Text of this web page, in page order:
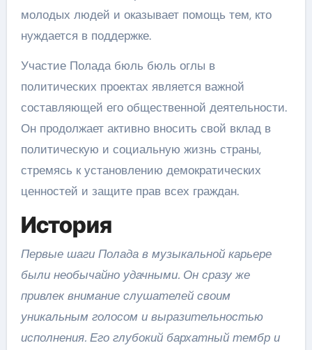
молодых людей и оказывает помощь тем, кто
нуждается в поддержке.
Участие Полада бюль бюль оглы в
политических проектах является важной
составляющей его общественной деятельности.
Он продолжает активно вносить свой вклад в
политическую и социальную жизнь страны,
стремясь к установлению демократических
ценностей и защите прав всех граждан.
История
Первые шаги Полада в музыкальной карьере
были необычайно удачными. Он сразу же
привлек внимание слушателей своим
уникальным голосом и выразительностью
исполнения. Его глубокий бархатный тембр и